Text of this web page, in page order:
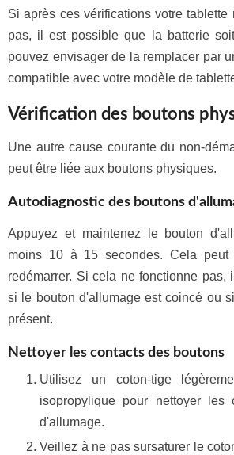
Si après ces vérifications votre tablette
pas, il est possible que la batterie
pouvez envisager de la remplacer par
compatible avec votre modèle de
Vérification des boutons
Une autre cause courante du non-
peut être liée aux boutons physiques.
Autodiagnostic des boutons
Appuyez et maintenez le bouton
moins 10 à 15 secondes. Cela peut
redémarrer. Si cela ne fonctionne pas,
si le bouton d'allumage est coincé ou
présent.
Nettoyer les contacts des boutons
Utilisez un coton-tige
isopropylique pour nettoyer les
d'allumage.
Veillez à ne pas sursaturer le